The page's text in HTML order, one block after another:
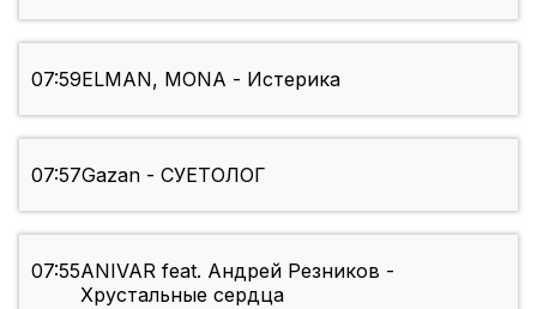
07:59ELMAN, MONA - Истерика
07:57Gazan - СУЕТОЛОГ
07:55ANIVAR feat. Андрей Резников -
Хрустальные сердца